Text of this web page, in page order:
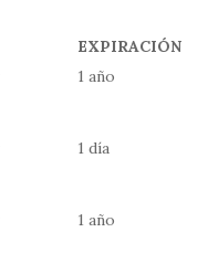
EXPIRACIÓN
1 año
1 día
1 año